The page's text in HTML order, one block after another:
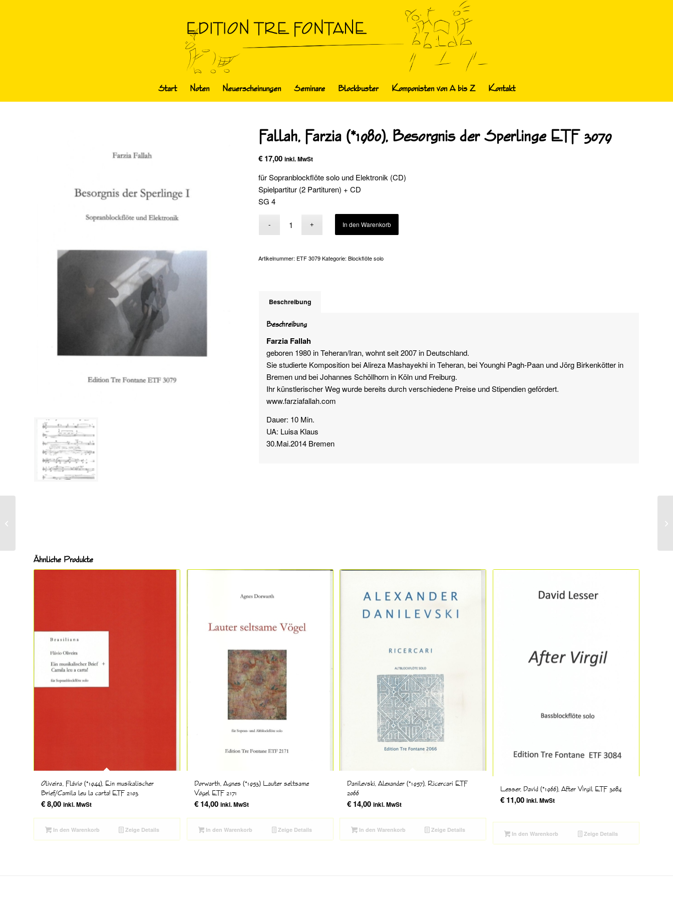
Start Noten Neuerscheinungen Seminare Blockbuster Komponisten von A bis Z Kontakt
Fallah, Farzia (*1980), Besorgnis der Sperlinge ETF 3079
€ 17,00 inkl. MwSt
für Sopranblockflöte solo und Elektronik (CD)
Spielpartitur (2 Partituren) + CD
SG 4
In den Warenkorb
Artikelnummer: ETF 3079 Kategorie:Blockflöte solo
Beschreibung
Beschreibung
Farzia Fallah
geboren 1980 in Teheran/Iran, wohnt seit 2007 in Deutschland.
Sie studierte Komposition bei Alireza Mashayekhi in Teheran, bei Younghi Pagh-Paan und Jörg Birkenkötter in
Bremen und bei Johannes Schöllhorn in Köln und Freiburg.
Ihr künstlerischer Weg wurde bereits durch verschiedene Preise und Stipendien gefördert.
www.farziafallah.com
Dauer: 10 Min.
UA: Luisa Klaus
30.Mai.2014 Bremen
Ähnliche Produkte
Oliveira, Flávio (*1944), Ein musikalischer
Brief/Camila leu la carta! ETF 2103
€8,00 inkl. MwSt
In den Warenkorb Zeige Details
Dorwarth, Agnes (*1953) Lauter seltsame
Vögel ETF 2171
€14,00 inkl. MwSt
In den Warenkorb Zeige Details
Danilevski, Alexander (*1957), Ricercari ETF
2066
€ 14,00 inkl. MwSt
In den Warenkorb Zeige Details
Lesser, David (*1966), After Virgil ETF 3084
€11,00 inkl. MwSt
In den Warenkorb Zeige Details